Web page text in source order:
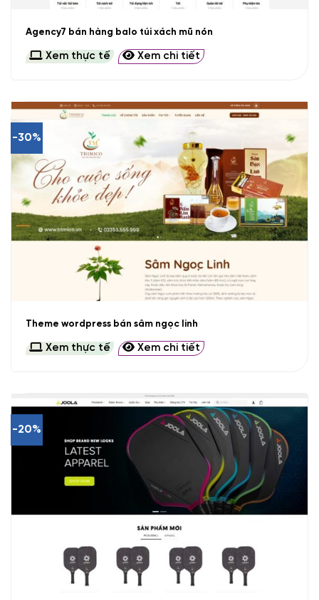
Agency7 bán hàng balo túi xách mũ nón
Xem thực tế Xem chi tiết
-30%
Theme wordpress bán sâm ngọc linh
Xem thực tế Xem chi tiết
-20%